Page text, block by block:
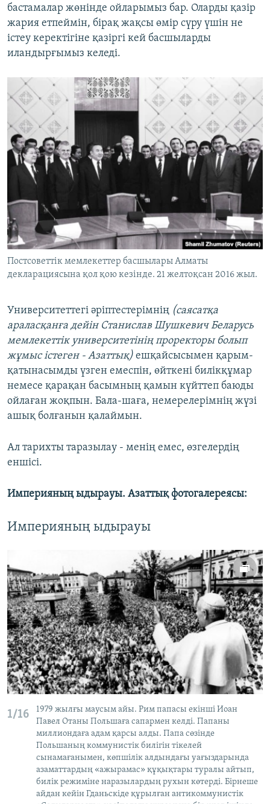
бастамалар жөнінде ойларымыз бар. Оларды қазір
жария етпеймін, бірақ жақсы өмір сүру үшін не
істеу керектігіне қазіргі кей басшыларды
иландырғымыз келеді.
Постсоветтік мемлекеттер басшылары Алматы
декларациясына қол қою кезінде. 21 желтоқсан 2016 жыл.
Университеттегі әріптестерімнің (саясатқа
араласқанға дейін Станислав Шушкевич Беларусь
мемлекеттік университетінің проректоры болып
жұмыс істеген - Азаттық) ешқайсысымен қарым-
қатынасымды үзген емеспін, өйткені билікқұмар
немесе қарақан басымның қамын күйттеп баюды
ойлаған жоқпын. Бала-шаға, немерелерімнің жүзі
ашық болғанын қалаймын.
Ал тарихты таразылау - менің емес, өзгелердің
еншісі.
Империяның ыдырауы. Азаттық фотогалереясы:
Империяның ыдырауы
1/16
1979 жылғы маусым айы. Рим папасы екінші Иоан
Павел Отаны Польшаға сапармен келді. Папаны
миллиондаға адам қарсы алды. Папа сөзінде
Польшаның коммунистік билігін тікелей
сынамағанымен, көпшілік алдындағы уағыздарында
азаматтардың «ажырамас» құқықтары туралы айтып,
билік режиміне наразылардың рухын көтерді. Бірнеше
айдан кейін Гданьскіде құрылған антикоммунистік